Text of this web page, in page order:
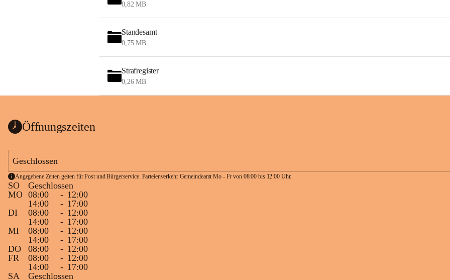
0,82 MB
Standesamt
0,75 MB
Strafregister
0,26 MB
Öffnungszeiten
Geschlossen
Angegebene Zeiten gelten für Post und Bürgerservice. Parteienverkehr Gemeindeamt Mo - Fr von 08:00 bis 12:00 Uhr.
SO
Geschlossen
MO 08:00 - 12:00
14:00
- 17:00
DI
08:00 - 12:00
14:00
- 17:00
MI
08:00 - 12:00
14:00
- 17:00
DO
08:00 - 12:00
FR
08:00 - 12:00
14:00
- 17:00
SA
Geschlossen